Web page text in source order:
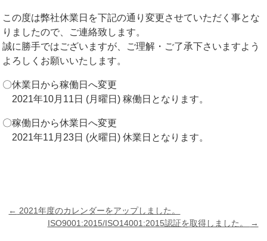
この度は弊社休業日を下記の通り変更させていただく事とな
りましたので、ご連絡致します。
誠に勝手ではございますが、ご理解・ご了承下さいますよう
よろしくお願いいたします。
〇休業日から稼働日へ変更
2021年10月11日 (月曜日) 稼働日となります。
〇稼働日から休業日へ変更
2021年11月23日 (火曜日) 休業日となります。
← 2021年度のカレンダーをアップしました。
ISO9001:2015/ISO14001:2015認証を取得しました。
→